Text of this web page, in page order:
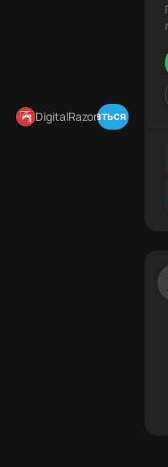
DigitalRazor
Подписаться в